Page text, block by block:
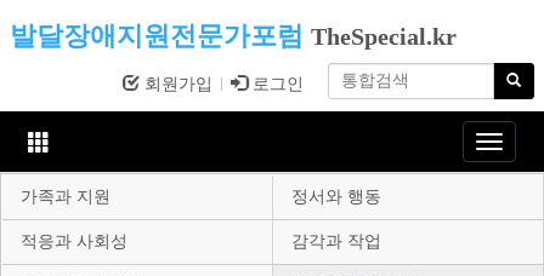
발달장애지원전문가포럼 TheSpecial.kr
회원가입 로그인
Toggle
가족과 지원
정서와 행동
적응과 사회성 감각과 작업